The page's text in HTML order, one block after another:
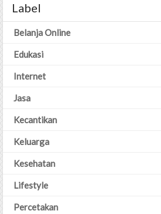
Label
Belanja Online
Edukasi
Internet
Jasa
Kecantikan
Keluarga
Kesehatan
Lifestyle
Percetakan